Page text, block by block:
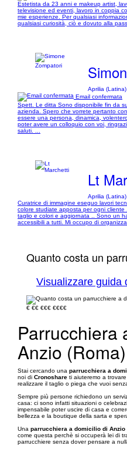
Estetista da 23 anni e makeup artist,
televisione ed eventi, lavoro in coppia
mie esperienze. Per qualsiasi
qualsiasi curiosità, ciò e dovuto alla
Aprilia
Email confermata
Spett. Le ditta Sono disponibile fin da
azienda. Spero che vorrete pertanto
essere una persona, dinamica,
poter avere un colloquio con voi,
saluti. ...
Lt
Aprilia
Curatrice di immagine eseguo lavori
colore studiate apposta per ogni
taglio e colori e aggiornata .. Sono un
accessibili a tutti. Mi occupo di
Quanto costa un
Visualizzare guida
€ €€ €€€ €€€€
Parrucchiera
Anzio (Roma)
Stai cercando una parrucchiera a
noi di Cronoshare ti aiuteremo a
realizzare il taglio o piega che vuoi
Sempre più persone richiedono un
casa: ci sono infatti situazioni o
impensabile poter uscire di casa e
bellezza e la boutique della sarta e
Una parrucchiera a domicilio di Anzio
come questa perchè si occuperà lei di
parrucchiere senza dover pensare a